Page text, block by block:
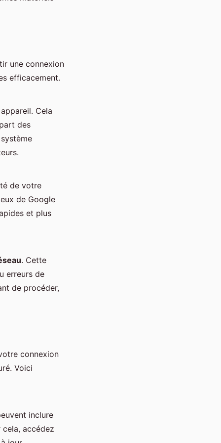
une connexion
efficacement.
Cela
des
de votre
de Google
et plus
. Cette
erreurs de
de procéder,
connexion
Voici
inclure
accédez